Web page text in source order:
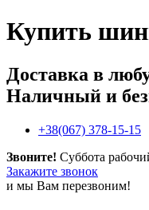
Купить
Доставка в
Наличный и
+38(067) 378-15-15
Звоните! Суббота
Закажите звонок
и мы Вам перезвоним!